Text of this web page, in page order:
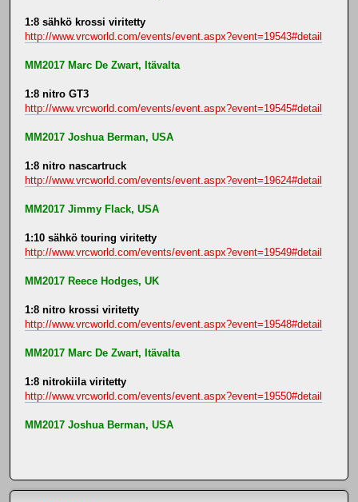
1:8 sähkö krossi viritetty
http://www.vrcworld.com/events/event.aspx?event=19543#detail
MM2017 Marc De Zwart, Itävalta
1:8 nitro GT3
http://www.vrcworld.com/events/event.aspx?event=19545#detail
MM2017 Joshua Berman, USA
1:8 nitro nascartruck
http://www.vrcworld.com/events/event.aspx?event=19624#detail
MM2017 Jimmy Flack, USA
1:10 sähkö touring viritetty
http://www.vrcworld.com/events/event.aspx?event=19549#detail
MM2017 Reece Hodges, UK
1:8 nitro krossi viritetty
http://www.vrcworld.com/events/event.aspx?event=19548#detail
MM2017 Marc De Zwart, Itävalta
1:8 nitrokiila viritetty
http://www.vrcworld.com/events/event.aspx?event=19550#detail
MM2017 Joshua Berman, USA